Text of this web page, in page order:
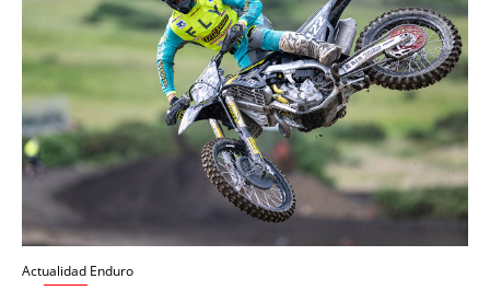
Actualidad Enduro